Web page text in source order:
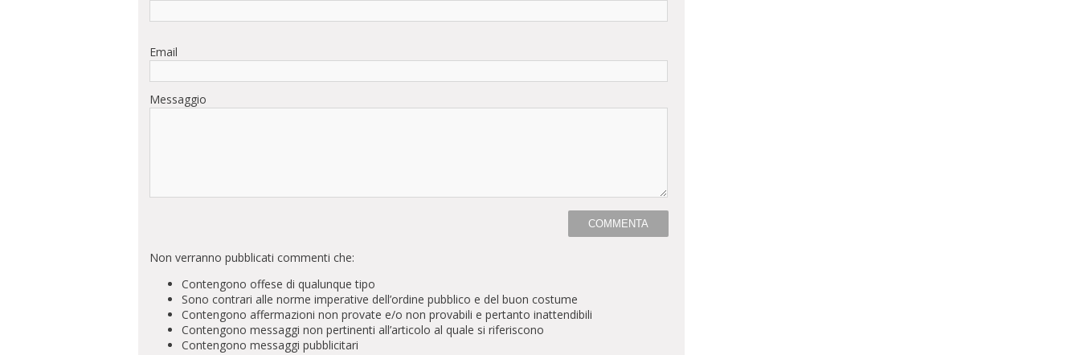
Email
Messaggio
Non verranno pubblicati commenti che:
Contengono offese di qualunque tipo
Sono contrari alle norme imperative dell’ordine pubblico e del buon costume
Contengono affermazioni non provate e/o non provabili e pertanto inattendibili
Contengono messaggi non pertinenti all’articolo al quale si riferiscono
Contengono messaggi pubblicitari